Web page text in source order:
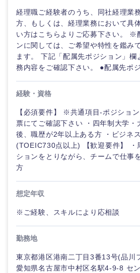
経理職ご経験者のうち、同社経理業
方、もしくは、経理業務において具
い方はこちらよりご応募下さい。 ※
ンに関しては、ご希望や特性を鑑み
ます。 下記「配属先ポジション」
務内容をご確認下さい。 ●配属先ポジ
経験・資格
【必須要件】 ※共通項目-ポジショ
票にてご確認下さい ・四年制大学・
後、職歴が2年以上ある方 ・ビジネ
(TOEIC730点以上) 【歓迎要件】 ・
ションをとりながら、チームで仕事
方
想定年収
※ご経験、スキルにより応相談
勤務地
東京都港区港南二丁目3番13号(品川
愛知県名古屋市中村区名駅4-9-8 セ